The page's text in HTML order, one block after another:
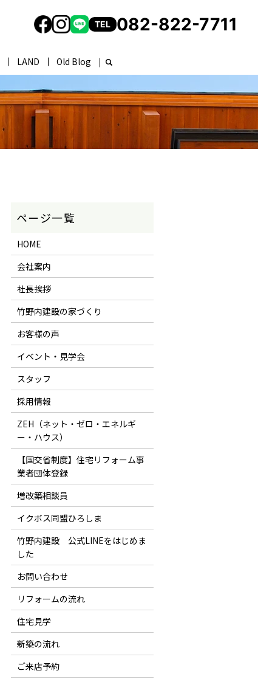
LAND Old Blog
TEL 082-822-7711
HOME
会社案内
社長挨拶
竹野内建設の家づくり
お客様の声
イベント・見学会
スタッフ
採用情報
ZEH（ネット・ゼロ・エネルギ
ー・ハウス）
【国交省制度】住宅リフォーム事
業者団体登録
増改築相談員
イクボス同盟ひろしま
竹野内建設 公式LINEをはじめま
した
お問い合わせ
リフォームの流れ
住宅見学
新築の流れ
ご来店予約